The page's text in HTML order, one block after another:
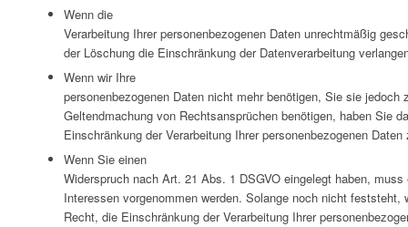
Wenn die
Verarbeitung Ihrer personenbezogenen Daten unrechtmäßig
der Löschung die Einschränkung der Datenverarbeitung
Wenn wir Ihre
personenbezogenen Daten nicht mehr benötigen, Sie sie jedoch
Geltendmachung von Rechtsansprüchen benötigen, haben Sie
Einschränkung der Verarbeitung Ihrer personenbezogenen
Wenn Sie einen
Widerspruch nach Art. 21 Abs. 1 DSGVO eingelegt haben,
Interessen vorgenommen werden. Solange noch nicht
Recht, die Einschränkung der Verarbeitung Ihrer